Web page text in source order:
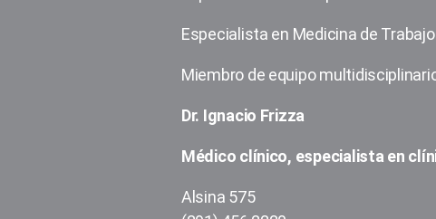
Especialista en Medicina de
Miembro de equipo
Dr. Ignacio Frizza
Médico clínico, especialista en
Alsina 575